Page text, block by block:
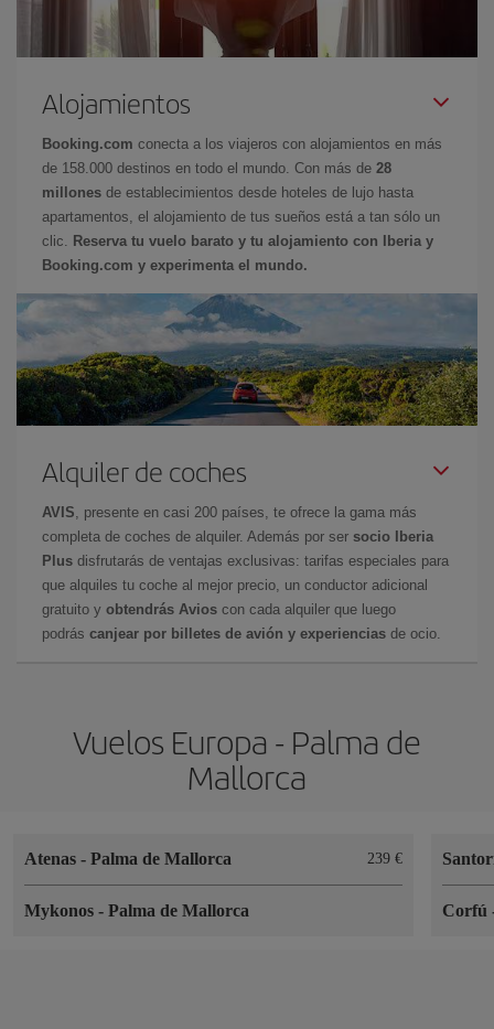
Alojamientos
Booking.com conecta a los viajeros con alojamientos en más
de 158.000 destinos en todo el mundo. Con más de 28
millones de establecimientos desde hoteles de lujo hasta
apartamentos, el alojamiento de tus sueños está a tan sólo un
clic.
Reserva tu vuelo barato y tu alojamiento con Iberia y
Booking.com y experimenta el mundo.
Alquiler de coches
AVIS , presente en casi 200 países, te ofrece la gama más
completa de coches de alquiler. Además por ser socio Iberia
Plus disfrutarás de ventajas exclusivas: tarifas especiales para
que alquiles tu coche al mejor precio, un conductor adicional
gratuito y obtendrás Avios con cada alquiler que luego
podrás canjear por billetes de avión y experiencias de ocio.
Vuelos Europa - Palma de
Mallorca
Atenas - Palma de Mallorca 239 €
Mykonos - Palma de Mallorca Corfú